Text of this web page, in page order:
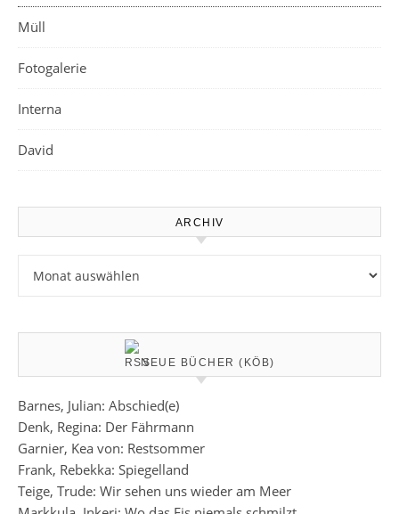
Müll
Fotogalerie
Interna
David
ARCHIV
NEUE BÜCHER (KÖB)
Barnes, Julian: Abschied(e)
Denk, Regina: Der Fährmann
Garnier, Kea von: Restsommer
Frank, Rebekka: Spiegelland
Teige, Trude: Wir sehen uns wieder am Meer